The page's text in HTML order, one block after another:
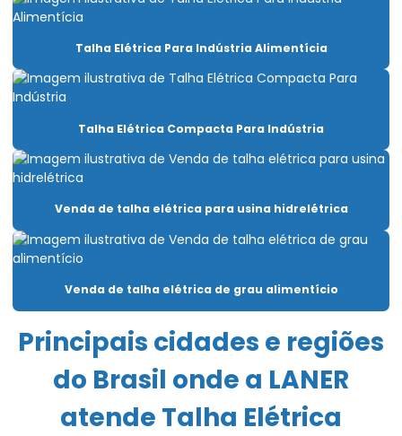
Carro Talha Duplaviga
Carro Talha Motorizado Para Cargas Pesadas
Célula carga industrial
Célula de carga para ponte rolante
Chave fim de curso para ponte rolante
Comprar Talha Fixa Aço Carbono
Comprar Talha Nova Para Elevação Industrial
Controle remoto para ponte rolante
Talha Elétrica Para Indústria Alimentícia
Talha Elétrica Compacta Para Indústria
Venda de talha elétrica para usina hidrelétrica
Venda de talha elétrica de grau alimentício
Principais cidades e regiões
do Brasil onde a LANER
atende Talha Elétrica